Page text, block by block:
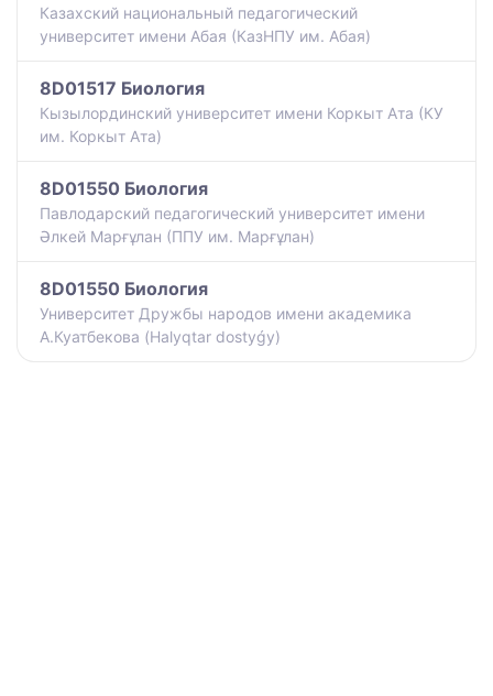
Казахский национальный педагогический
университет имени Абая (КазНПУ им. Абая)
8D01517 Биология
Кызылординский университет имени Коркыт Ата (КУ
им. Коркыт Ата)
8D01550 Биология
Павлодарский педагогический университет имени
Әлкей Марғұлан (ППУ им. Марғұлан)
8D01550 Биология
Университет Дружбы народов имени академика
А.Куатбекова (Halyqtar dostyǵy)